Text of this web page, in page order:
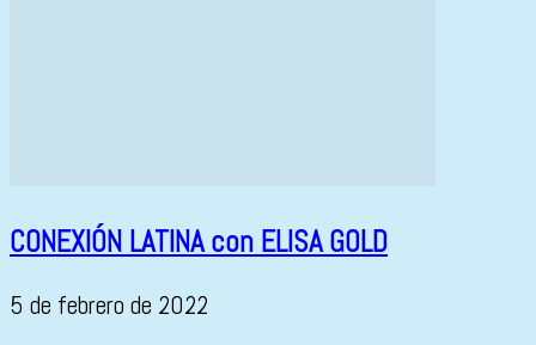
CONEXIÓN LATINA con ELISA GOLD
5 de febrero de 2022